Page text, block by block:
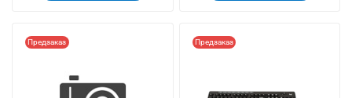
Предзаказ Предзаказ